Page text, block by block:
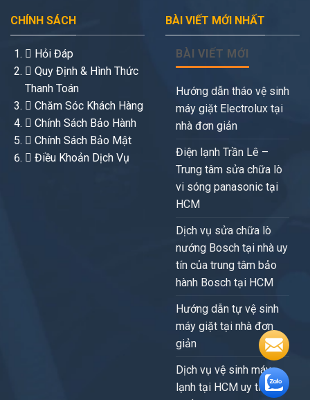
CHÍNH SÁCH
Hỏi Đáp
Quy Định & Hình Thức
Thanh Toán
Chăm Sóc Khách Hàng
Chính Sách Bảo Hành
Chính Sách Bảo Mật
Điều Khoản Dịch Vụ
BÀI VIẾT MỚI NHẤT
BÀI VIẾT MỚI
Hướng dẫn tháo vệ sinh
máy giặt Electrolux tại
nhà đơn giản
Điện lạnh Trần Lê –
Trung tâm sửa chữa lò
vi sóng panasonic tại
HCM
Dịch vụ sửa chữa lò
nướng Bosch tại nhà uy
tín của trung tâm bảo
hành Bosch tại HCM
Hướng dẫn tự vệ sinh
máy giặt tại nhà đơn
giản
Dịch vụ vệ sinh máy
lạnh tại HCM uy tín,